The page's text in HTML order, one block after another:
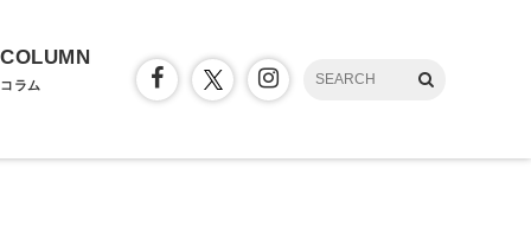
COLUMN
コラム